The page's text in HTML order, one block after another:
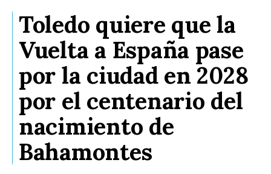
Toledo quiere que la
Vuelta a España pase
por la ciudad en 2028
por el centenario del
nacimiento de
Bahamontes